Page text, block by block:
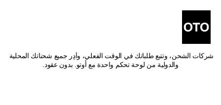
والدولية من لوحة تحكم واحدة مع أوتو. بدون عقود.